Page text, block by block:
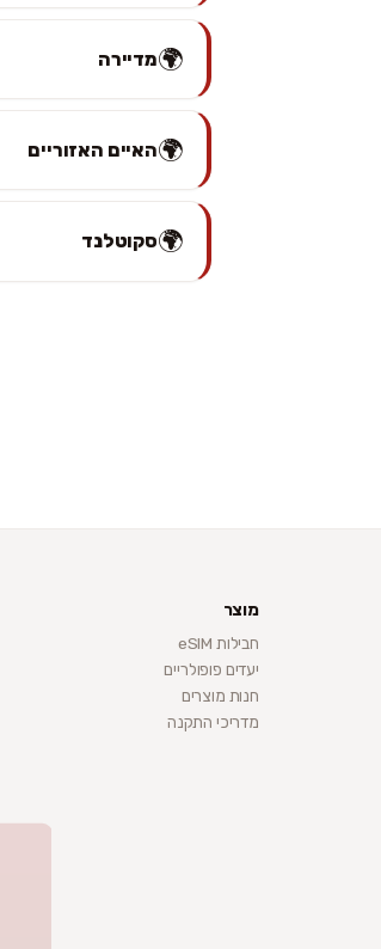
🌍מדיירה
🌍האיים האזוריים
🌍סקוטלנד
מוצר
חבילות eSIM
יעדים פופולריים
חנות מוצרים
מדריכי התקנה